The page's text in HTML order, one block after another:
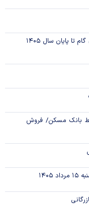
استفاده واردکنندگان اقلام سلامت‌محور از اوراق گام تا پایان سال ۱۴۰۵
توسط بانک مسکن/ فروش